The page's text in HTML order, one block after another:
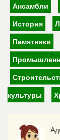
Ансамбли
История
Памятники
культуры